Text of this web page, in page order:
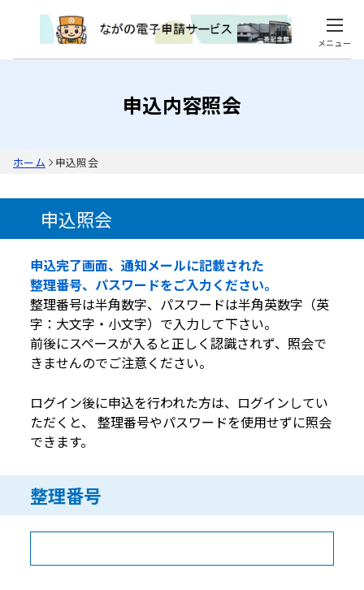
メニュー
申込内容照会
ホーム 申込照会
申込照会
申込完了画面、通知メールに記載された
整理番号、パスワードをご入力ください。
整理番号は半角数字、パスワードは半角英数字（英
字：大文字・小文字）で入力して下さい。
前後にスペースが入ると正しく認識されず、照会で
きませんのでご注意ください。
ログイン後に申込を行われた方は、ログインしてい
ただくと、 整理番号やパスワードを使用せずに照会
できます。
整理番号